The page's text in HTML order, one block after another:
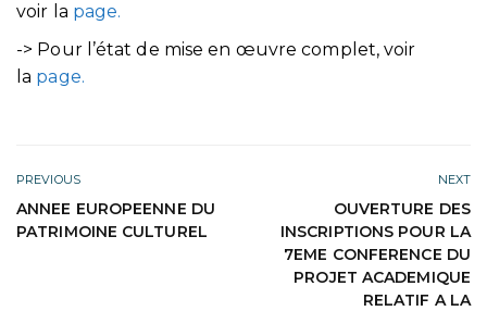
voir la page.
-> Pour l’état de mise en œuvre complet, voir
la page.
PREVIOUS
ANNEE EUROPEENNE DU
PATRIMOINE CULTUREL
NEXT
OUVERTURE DES
INSCRIPTIONS POUR LA
7EME CONFERENCE DU
PROJET ACADEMIQUE
RELATIF A LA